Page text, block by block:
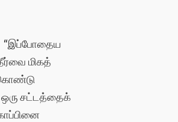
“இப்போதைய
மிகத்
கொண்டு
ஒரு சட்டத்தைக்